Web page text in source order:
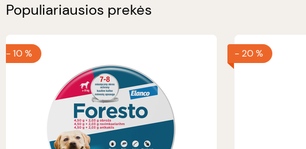
Populiariausios prekės
-10 % - 20 %